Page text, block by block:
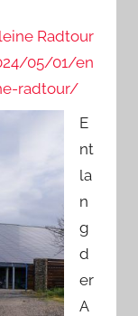
Radtour
05/01/en
radtour/
E
nt
la
n
g
d
er
A